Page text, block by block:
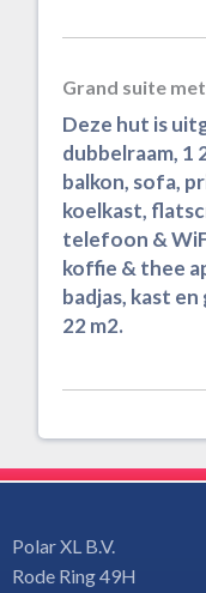
Grand suite
Deze hut is
dubbelraam, 1
balkon, sofa,
koelkast,
telefoon &
koffie & thee
badjas, kast
22 m2.
Polar XL B.V.
Rode Ring 49H